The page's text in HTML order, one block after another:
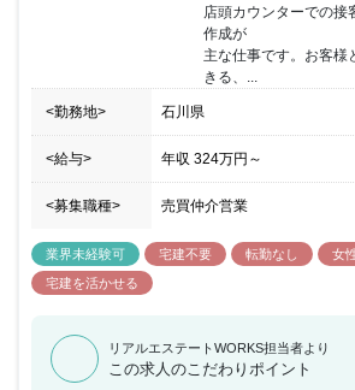
店頭カウンターでの接
作成が
主な仕事です。お客様
きる、...
<勤務地> 石川県
<給与> 年収 324万円 ～
<募集職種> 売買仲介営業
業界未経験可 宅建不要 転勤なし
女
宅建を活かせる
リアルエステートWORKS担当者より
この求人のこだわりポイント